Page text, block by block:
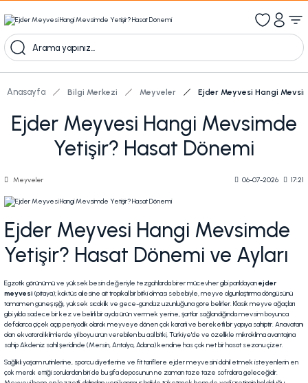
Kampanyalı Ürünleri Görüntüle
Anasayfa Bilgi Merkezi Meyveler Ejder Meyvesi Hangi
Ejder Meyvesi Hangi Mevsimde
Yetişir? Hasat Dönemi
Meyveler 06-07-2026 17:21
Ejder Meyvesi Hangi Mevsimde
Yetişir? Hasat Dönemi ve Ayları
Egzotik görünümü ve yüksek besin değeriyle tezgahlarda birer mücevher gibi parıldayanejder
meyvesi (pitaya); kaktüs ailesine ait tropikal bir bitki olması sebebiyle, meyve olgunlaştırma döngüsünü
tamamen güneş ışığı, yüksek sıcaklık ve gece-gündüz uzunluğuna göre belirler. Klasik meyve ağaçları
gibi yılda sadece bir kez ve belirli bir ayda ürün vermek yerine, şartlar sağlandığında mevsim boyunca
defalarca çiçek açıp periyodik olarak meyveye dönen çok kararlı ve bereketli bir yapıya sahiptir. Anavatanı
olan ekvatoral iklimlerde yıl boyu ürün verebilen bu asil bitki, Türkiye'de ve özellikle mikroklima avantajına
sahip Akdeniz sahil şeridinde (Mersin, Antalya, Adana) kendine has çok net bir hasat sezonu çizer.
Sağlıklı yaşam rutinlerine, sporcu diyetlerine ve fit tariflere ejder meyvesini dahil etmek isteyenlerin en
çok merak ettiği sorulardan biri de bu şifa deposunun ne zaman taze taze sofralara geleceğidir.